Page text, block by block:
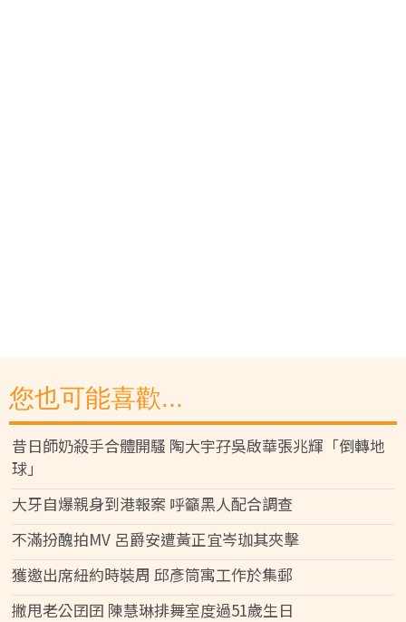
您也可能喜歡...
昔日師奶殺手合體開騷 陶大宇孖吳啟華張兆輝「倒轉地
球」
大牙自爆親身到港報案 呼籲黑人配合調查
不滿扮醜拍MV 呂爵安遭黃正宜岑珈其夾擊
獲邀出席紐約時裝周 邱彥筒寓工作於集郵
撇甩老公囝囝 陳慧琳排舞室度過51歲生日